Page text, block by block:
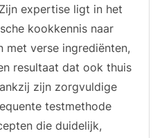
expertise ligt in het
kookkennis naar
met verse ingrediënten,
resultaat dat ook thuis
zijn zorgvuldige
testmethode
die duidelijk,